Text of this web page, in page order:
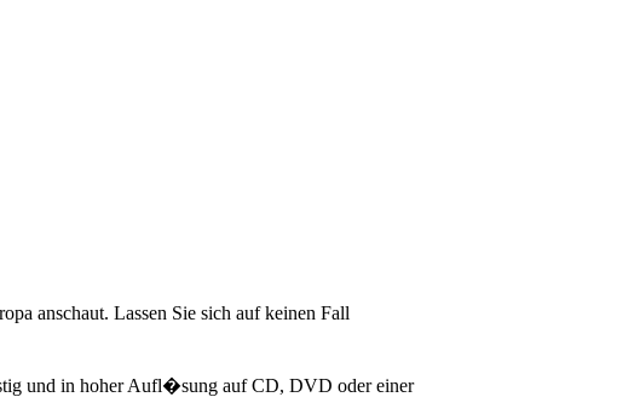
anschaut. Lassen Sie sich auf keinen Fall
und in hoher Aufl�sung auf CD, DVD oder einer